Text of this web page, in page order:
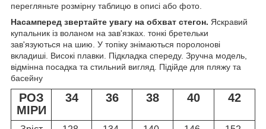
перегляньте розмірну таблицю в описі або фото.
Насамперед звертайте увагу на обхват стегон. Яскравий
купальник із воланом на зав'язках. тонкі бретельки
зав'язуються на шию. У топіку знімаються поролонові
вкладиші. Високі плавки. Підкладка спереду. Зручна модель,
відмінна посадка та стильний вигляд. Підійде для пляжу та
басейну
РОЗ
МІРИ
34 36 38 40 42